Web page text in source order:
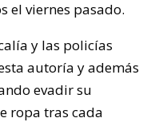
el viernes pasado.
y las policías
autoría y además
evadir su
ropa tras cada